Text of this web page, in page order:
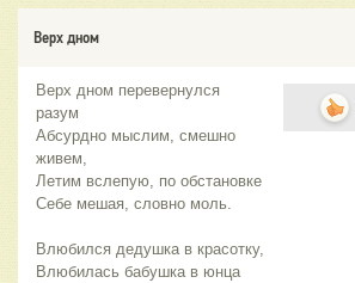
Верх дном
Верх дном перевернулся
разум
Абсурдно мыслим, смешно
живем,
Летим вслепую, по обстановке
Себе мешая, словно моль.
Влюбился дедушка в красотку,
Влюбилась бабушка в юнца